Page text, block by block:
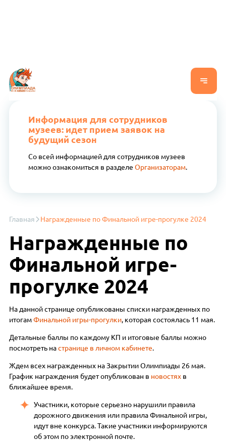
Информация для сотрудников
музеев: идет прием заявок на
будущий сезон
Со всей информацией для сотрудников музеев
можно ознакомиться в разделе Организаторам.
Главная Награжденные по Финальной игре-прогулке 2024
Награжденные по
Финальной игре-
прогулке 2024
На данной странице опубликованы списки награжденных по
итогамФинальной игры-прогулки, которая состоялась 11 мая.
Детальные баллы по каждому КП и итоговые баллы можно
посмотреть настранице в личном кабинете.
Ждем всех награжденных на Закрытии Олимпиады 26 мая.
График награждения будет опубликован в новостях в
ближайшее время.
Участники, которые серьезно нарушили правила
дорожного движения или правила Финальной игры,
идут вне конкурса. Такие участники информируются
об этом по электронной почте.